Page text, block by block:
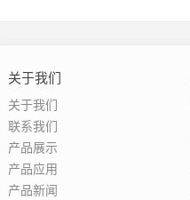
关于我们
关于我们
联系我们
产品展示
产品应用
产品新闻